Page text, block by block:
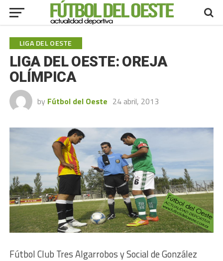
LIGA DEL OESTE
LIGA DEL OESTE: OREJA
OLÍMPICA
by Fútbol del Oeste 24 abril, 2013
Fútbol Club Tres Algarrobos y Social de González